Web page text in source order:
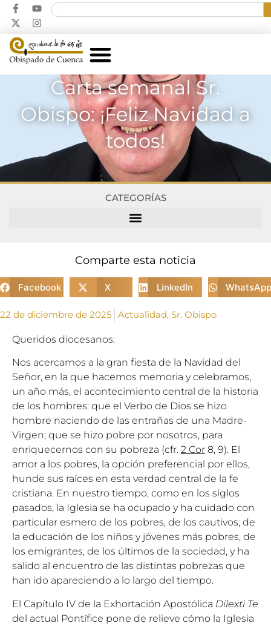
Carta semanal Sr.
Obispo: ¡Feliz Navidad a
todos!
CATEGORÍAS
Comparte esta noticia
Facebook X LinkedIn WhatsApp
22 de diciembre de 2025 Actualidad, Sr. Obispo
Queridos diocesanos:
Nos acercamos a la gran fiesta de la Navidad del
Señor, en la que hacemos memoria y celebramos,
un año más, el acontecimiento central de la historia
de los hombres: que el Verbo de Dios se hizo
hombre naciendo de las entrañas de una Madre-
Virgen; que se hizo pobre por nosotros, para
enriquecernos con su pobreza (cfr. 2 Cor 8, 9). El
amor a los pobres, la opción preferencial por ellos,
hunde sus raíces en esta verdad central de la fe
cristiana. En nuestro tiempo, como en los siglos
pasados, la Iglesia se ha ocupado y ha cuidado con
particular esmero de los pobres, de los cautivos, de
la educación de los niños y jóvenes más pobres, de
los emigrantes, de los últimos de la sociedad, y ha
salido al encuentro de las distintas pobrezas que
han ido apareciendo a lo largo del tiempo.
El Capítulo IV de la Exhortación Apostólica Dilexti Te
del actual Pontífice pone de relieve cómo la Iglesia